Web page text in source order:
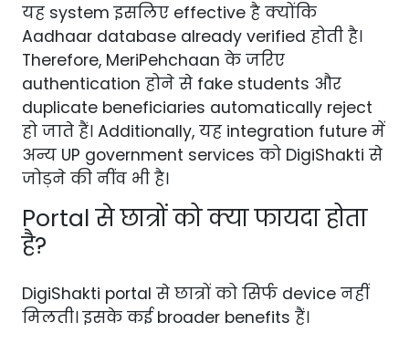
यह system इसलिए effective है क्योंकि
Aadhaar database already verified होती है।
Therefore, MeriPehchaan के जरिए
authentication होने से fake students और
duplicate beneficiaries automatically reject
हो जाते हैं। Additionally, यह integration future में
अन्य UP government services को DigiShakti से
जोड़ने की नींव भी है।
Portal से छात्रों को क्या फायदा होता
है?
DigiShakti portal से छात्रों को सिर्फ device नहीं
मिलती। इसके कई broader benefits हैं।